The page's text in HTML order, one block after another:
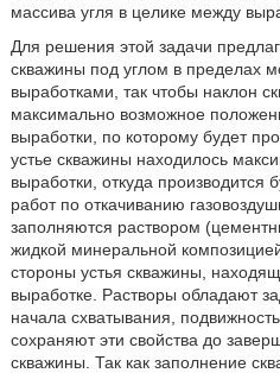
массива угля в целике между
Для решения этой задачи
скважины под углом в пределах
выработками, так чтобы наклон
максимально возможное
выработки, по которому будет
устье скважины находилось
выработки, откуда
работ по откачиванию
заполняются раствором
жидкой минеральной
стороны устья скважины,
выработке. Растворы обладают
начала схватывания,
сохраняют эти свойства до
скважины. Так как заполнение